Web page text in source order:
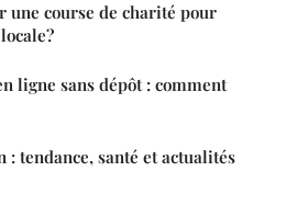
une course de charité pour
ligne sans dépôt : comment
: tendance, santé et actualités